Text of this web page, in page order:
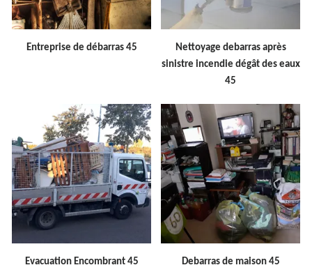
Entreprise de débarras 45
Nettoyage debarras après
sinistre incendie dégât des eaux
45
Evacuation Encombrant 45 Debarras de maison 45